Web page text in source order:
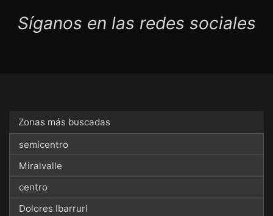
Síganos en las redes sociales
Zonas más buscadas
semicentro
Miralvalle
centro
Dolores Ibarruri